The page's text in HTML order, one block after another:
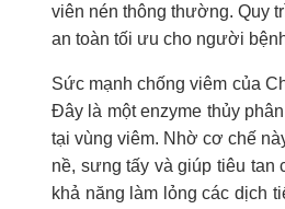
viên nén thông thường. Quy
an toàn tối ưu cho người
Sức mạnh chống viêm của
Đây là một enzyme thủy
tại vùng viêm. Nhờ cơ chế
nề, sưng tấy và giúp tiêu tan
khả năng làm lỏng các dịch